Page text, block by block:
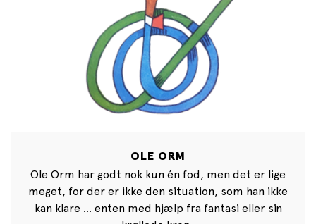
OLE ORM
Ole Orm har godt nok kun én fod, men det er lige
meget, for der er ikke den situation, som han ikke
kan klare … enten med hjælp fra fantasi eller sin